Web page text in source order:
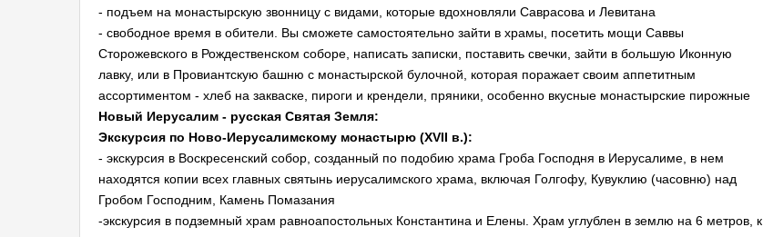
- подъем на монастырскую звонницу с видами, которые вдохновляли Саврасова и Левитана
- свободное время в обители. Вы сможете самостоятельно зайти в храмы, посетить мощи Саввы
Сторожевского в Рождественском соборе, написать записки, поставить свечки, зайти в большую Иконную
лавку, или в Провиантскую башню с монастырской булочной, которая поражает своим аппетитным
ассортиментом - хлеб на закваске, пироги и крендели, пряники, особенно вкусные монастырские пирожные
Новый Иерусалим - русская Святая Земля:
Экскурсия по Ново-Иерусалимскому монастырю (XVII в.):
- экскурсия в Воскресенский собор, созданный по подобию храма Гроба Господня в Иерусалиме, в нем
находятся копии всех главных святынь иерусалимского храма, включая Голгофу, Кувуклию (часовню) над
Гробом Господним, Камень Помазания
-экскурсия в подземный храм равноапостольных Константина и Елены. Храм углублен в землю на 6 метров, к